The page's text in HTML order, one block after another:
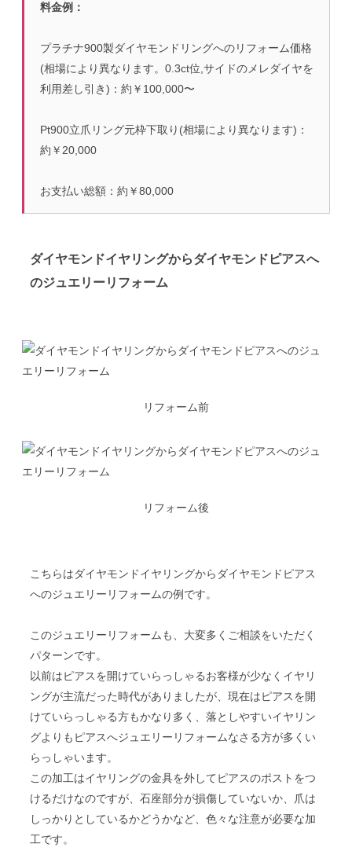
料金例：
プラチナ900製ダイヤモンドリングへのリフォーム価格
(相場により異なります。0.3ct位,サイドのメレダイヤを
利用差し引き)：約￥100,000〜
Pt900立爪リング元枠下取り(相場により異なります)：
約￥20,000
お支払い総額：約￥80,000
ダイヤモンドイヤリングからダイヤモンドピアスへ
のジュエリーリフォーム
リフォーム前
リフォーム後
こちらはダイヤモンドイヤリングからダイヤモンドピアス
へのジュエリーリフォームの例です。
このジュエリーリフォームも、大変多くご相談をいただく
パターンです。
以前はピアスを開けていらっしゃるお客様が少なくイヤリ
ングが主流だった時代がありましたが、現在はピアスを開
けていらっしゃる方もかなり多く、落としやすいイヤリン
グよりもピアスへジュエリーリフォームなさる方が多くい
らっしゃいます。
この加工はイヤリングの金具を外してピアスのポストをつ
けるだけなのですが、石座部分が損傷していないか、爪は
しっかりとしているかどうかなど、色々な注意が必要な加
工です。